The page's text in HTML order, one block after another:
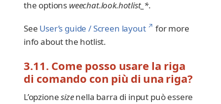
the options weechat.look.hotlist_*.
See User’s guide / Screen layout ↗ for more
info about the hotlist.
3.11. Come posso usare la riga
di comando con più di una riga?
L’opzionesizenella barra di input può essere